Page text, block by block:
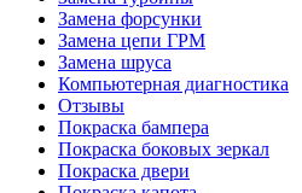
Замена форсунки
Замена цепи ГРМ
Замена шруса
Компьютерная диагностика
Отзывы
Покраска бампера
Покраска боковых зеркал
Покраска двери